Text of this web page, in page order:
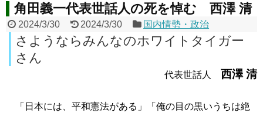
角田義一代表世話人の死を悼む 西澤 清
2024/3/30 2024/3/30 国内情勢・政治
さようならみんなのホワイトタイガー
さん
代表世話人 西澤 清
「日本には、平和憲法がある」「俺の目の黒いうちは絶